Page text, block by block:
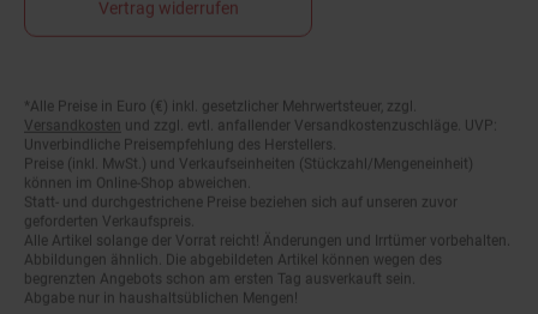
Fußnoten
Versandkosten und zzgl. evtl. anfallender Versandkostenzuschläge. UVP:
Unverbindliche Preisempfehlung des Herstellers.
Preise (inkl. MwSt.) und Verkaufseinheiten (Stückzahl/Mengeneinheit)
können im Online-Shop abweichen.
Statt- und durchgestrichene Preise beziehen sich auf unseren zuvor
geforderten Verkaufspreis.
Alle Artikel solange der Vorrat reicht! Änderungen und Irrtümer vorbehalten.
Abbildungen ähnlich. Die abgebildeten Artikel können wegen des
begrenzten Angebots schon am ersten Tag ausverkauft sein.
Abgabe nur in haushaltsüblichen Mengen!